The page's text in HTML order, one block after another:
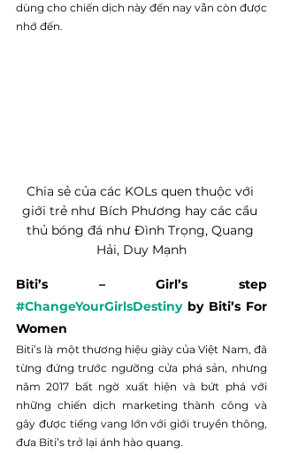
dùng cho chiến dịch này đến nay vẫn còn được
nhớ đến.
Chia sẻ của các KOLs quen thuộc với
giới trẻ như Bích Phương hay các cầu
thủ bóng đá như Đình Trọng, Quang
Hải, Duy Mạnh
#ChangeYourGirlsDestiny by Biti’s For
Women
Biti’s là một thương hiệu giày của Việt Nam, đã
từng đứng trước ngưỡng cửa phá sản, nhưng
năm 2017 bất ngờ xuất hiện và bứt phá với
những chiến dịch marketing thành công và
gây được tiếng vang lớn với giới truyền thông,
đưa Biti’s trở lại ánh hào quang.